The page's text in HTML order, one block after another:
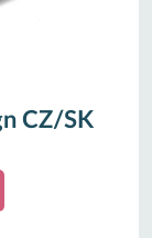
CZ/SK